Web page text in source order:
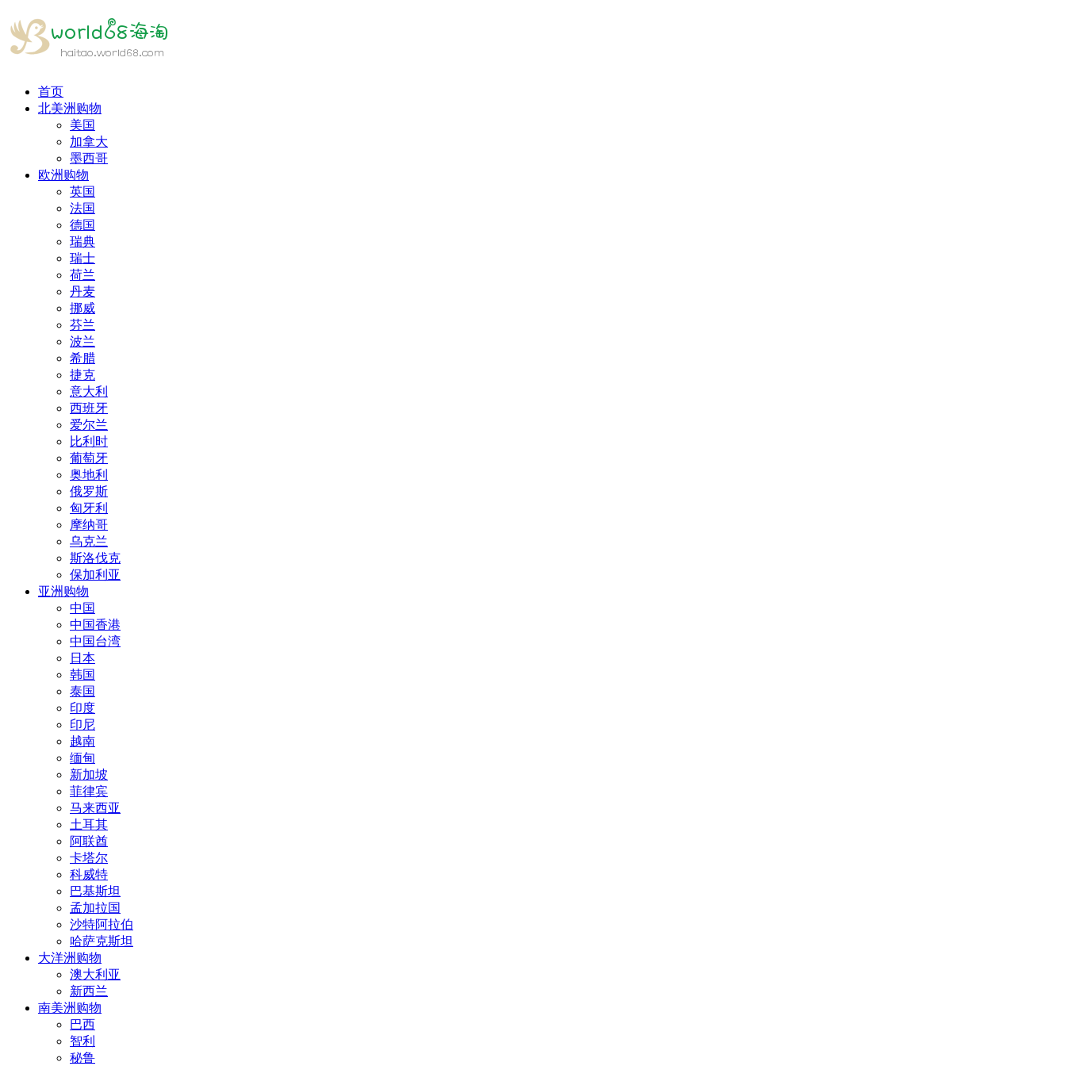
首页
北美洲购物
美国
加拿大
墨西哥
欧洲购物
英国
法国
德国
瑞典
瑞士
荷兰
丹麦
挪威
芬兰
波兰
希腊
捷克
意大利
西班牙
爱尔兰
比利时
葡萄牙
奥地利
俄罗斯
匈牙利
摩纳哥
乌克兰
斯洛伐克
保加利亚
亚洲购物
中国
中国香港
中国台湾
日本
韩国
泰国
印度
印尼
越南
缅甸
新加坡
菲律宾
马来西亚
土耳其
阿联酋
卡塔尔
科威特
巴基斯坦
孟加拉国
沙特阿拉伯
哈萨克斯坦
大洋洲购物
澳大利亚
新西兰
南美洲购物
巴西
智利
秘鲁